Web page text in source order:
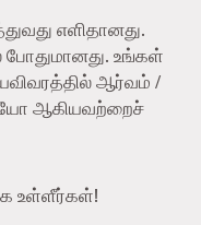
எளிதானது.
உங்கள்
ஆர்வம் /
ஆகியவற்றைச்
உள்ளீர்கள்!